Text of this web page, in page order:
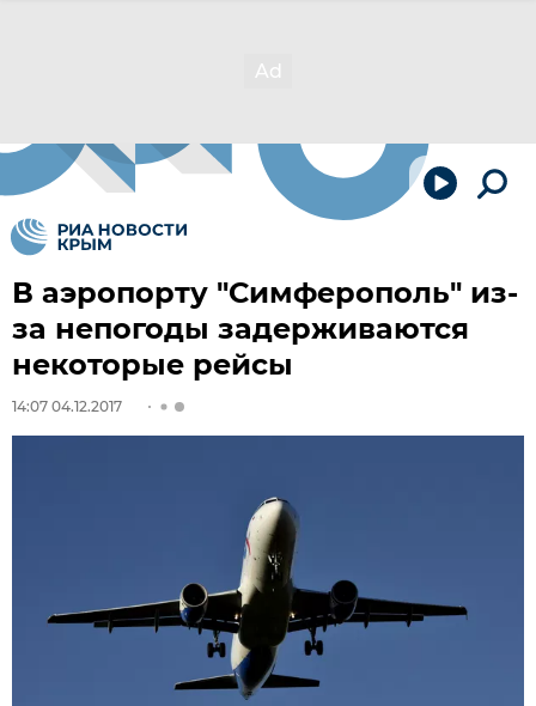
В аэропорту "Симферополь" из-
за непогоды задерживаются
некоторые рейсы
14:07 04.12.2017